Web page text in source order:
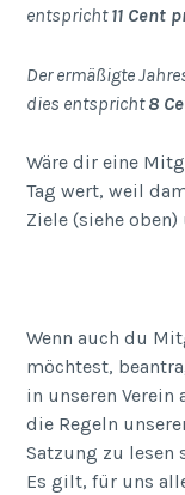
entspricht11 Cent
Der ermäßigte
dies entspricht8
Wäre dir eine
Tag wert, weil
Ziele (siehe
Wenn auch du
möchtest,
in unseren Verein
die Regeln
Satzung zu
Es gilt, für uns